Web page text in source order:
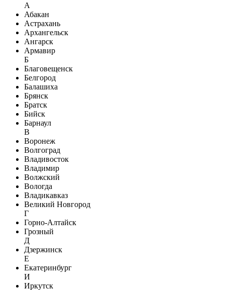
А
Абакан
Астрахань
Архангельск
Ангарск
Армавир
Б
Благовещенск
Белгород
Балашиха
Брянск
Братск
Бийск
Барнаул
В
Воронеж
Волгоград
Владивосток
Владимир
Волжский
Вологда
Владикавказ
Великий Новгород
Г
Горно-Алтайск
Грозный
Д
Дзержинск
Е
Екатеринбург
И
Иркутск